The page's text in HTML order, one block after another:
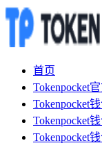
首页
Tokenpocket
Tokenpocket
Tokenpocket
Tokenpocket